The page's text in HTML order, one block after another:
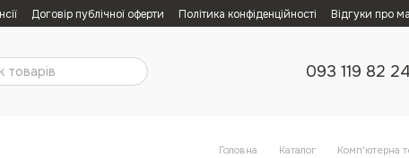
Договір публічної оферти Політика конфіденційності Відгуки про
093 119 82 24
Головна Каталог Комп'ютерна